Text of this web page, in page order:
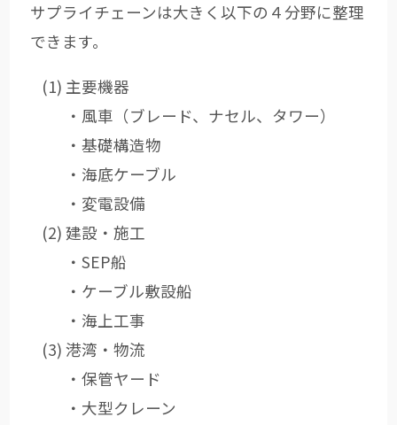
サプライチェーンは大きく以下の４分野に整理
できます。
主要機器
・風車（ブレード、ナセル、タワー）
・基礎構造物
・海底ケーブル
・変電設備
建設・施工
・SEP船
・ケーブル敷設船
・海上工事
港湾・物流
・保管ヤード
・大型クレーン